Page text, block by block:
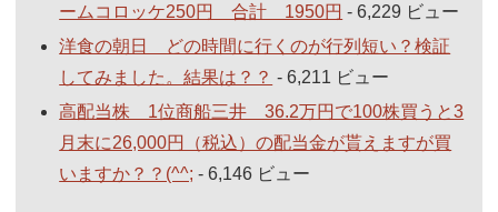
ームコロッケ250円 合計 1950円 - 6,229 ビュー
洋食の朝日 どの時間に行くのが行列短い？検証
してみました。結果は？？ - 6,211 ビュー
高配当株 1位商船三井 36.2万円で100株買うと3
月末に26,000円（税込）の配当金が貰えますが買
いますか？？(^^; - 6,146 ビュー